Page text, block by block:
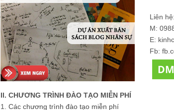
II. CHƯƠNG TRÌNH ĐÀO TẠO MIỄN PHÍ
1. Các chương trình đào tạo miễn phí
Liên
M:
E:
Fb: